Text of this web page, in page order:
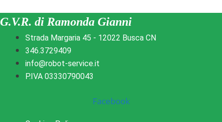
G.V.R. di Ramonda Gianni
Strada Margaria 45 - 12022 Busca CN
346.3729409
info@robot-service.it
P.IVA 03330790043
Facebook